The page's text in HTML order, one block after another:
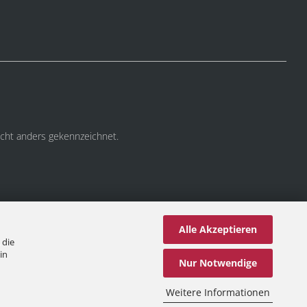
die
Alle Akzeptieren
Nur Notwendige
Weitere Informationen
anders gekennzeichnet.